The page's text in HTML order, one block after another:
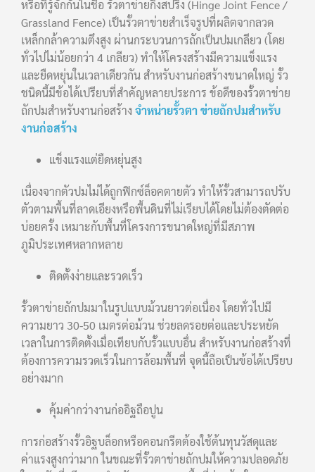
หรือที่รู้จักกันในชื่อ รั้วตาข่ายกึ่งสปริง (Hinge Joint Fence /
Grassland Fence) เป็นรั้วตาข่ายสำเร็จรูปที่ผลิตจากลวด
เหล็กกล้าความตึงสูง ผ่านกระบวนการถักเป็นปมเกลียว (โดย
ทั่วไปไม่น้อยกว่า 4 เกลียว) ทำให้โครงสร้างมีความแข็งแรง
และยืดหยุ่นในเวลาเดียวกัน สำหรับงานก่อสร้างขนาดใหญ่ รั้ว
ชนิดนี้มีข้อได้เปรียบที่สำคัญหลายประการ ข้อดีของรั้วตาข่าย
ถักปมสำหรับงานก่อสร้าง จำหน่ายรั้วตา ข่ายถักปมสำหรับ
งานก่อสร้าง
แข็งแรงแต่ยืดหยุ่นสูง
เนื่องจากตัวปมไม่ได้ถูกฟิกซ์ล็อคตายตัว ทำให้รั้วสามารถปรับ
ตัวตามพื้นที่ลาดเอียงหรือพื้นดินที่ไม่เรียบได้โดยไม่ต้องตัดต่อ
บ่อยครั้ง เหมาะกับพื้นที่โครงการขนาดใหญ่ที่มีสภาพ
ภูมิประเทศหลากหลาย
ติดตั้งง่ายและรวดเร็ว
รั้วตาข่ายถักปมมาในรูปแบบม้วนยาวต่อเนื่อง โดยทั่วไปมี
ความยาว 30-50 เมตรต่อม้วน ช่วยลดรอยต่อและประหยัด
เวลาในการติดตั้งเมื่อเทียบกับรั้วแบบอื่น สำหรับงานก่อสร้างที่
ต้องการความรวดเร็วในการล้อมพื้นที่ จุดนี้ถือเป็นข้อได้เปรียบ
อย่างมาก
คุ้มค่ากว่างานก่ออิฐถือปูน
การก่อสร้างรั้วอิฐบล็อกหรือคอนกรีตต้องใช้ต้นทุนวัสดุและ
ค่าแรงสูงกว่ามาก ในขณะที่รั้วตาข่ายถักปมให้ความปลอดภัย